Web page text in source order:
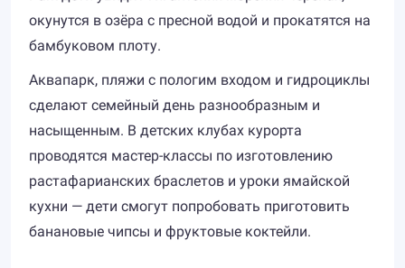
окунутся в озёра с пресной водой и прокатятся на
бамбуковом плоту.
Аквапарк, пляжи с пологим входом и гидроциклы
сделают семейный день разнообразным и
насыщенным. В детских клубах курорта
проводятся мастер-классы по изготовлению
растафарианских браслетов и уроки ямайской
кухни — дети смогут попробовать приготовить
банановые чипсы и фруктовые коктейли.